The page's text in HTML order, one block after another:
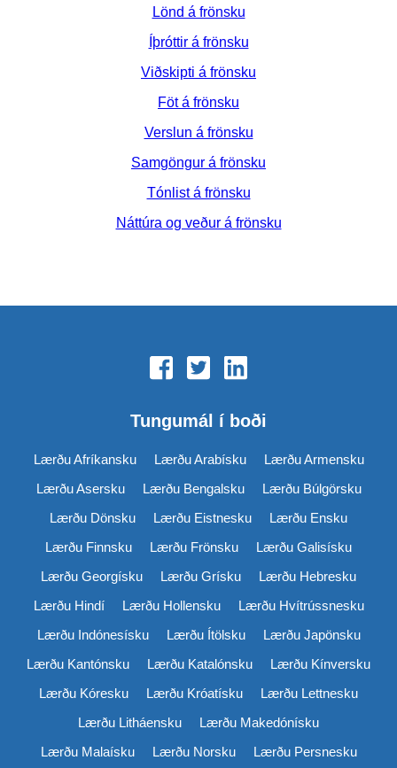
Lönd á frönsku
Íþróttir á frönsku
Viðskipti á frönsku
Föt á frönsku
Verslun á frönsku
Samgöngur á frönsku
Tónlist á frönsku
Náttúra og veður á frönsku
Tungumál í boði
Lærðu Afríkansku Lærðu Arabísku
Lærðu Armensku
Lærðu Asersku
Lærðu Bengalsku
Lærðu Búlgörsku
Lærðu Dönsku
Lærðu Eistnesku
Lærðu Ensku
Lærðu Finnsku
Lærðu Frönsku
Lærðu Galisísku
Lærðu Georgísku
Lærðu Grísku
Lærðu Hebresku
Lærðu Hindí
Lærðu Hollensku
Lærðu Hvítrússnesku
Lærðu Indónesísku
Lærðu Ítölsku
Lærðu Japönsku
Lærðu Kantónsku
Lærðu Katalónsku
Lærðu Kínversku
Lærðu Kóresku
Lærðu Króatísku
Lærðu Lettnesku
Lærðu Litháensku
Lærðu Makedónísku
Lærðu Malaísku
Lærðu Norsku
Lærðu Persnesku